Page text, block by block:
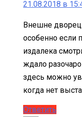
21.08.2018 в
Внешне
особенно если
издалека
ждало
здесь можно
когда нет
Ответить